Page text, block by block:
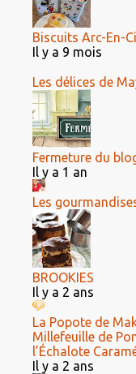
Biscuits Arc-En-
Il y a 9 mois
Les délices de
Fermeture du
Il y a 1 an
Les
BROOKIES
Il y a 2 ans
La Popote de
Millefeuille de
l’Échalote
Il y a 2 ans